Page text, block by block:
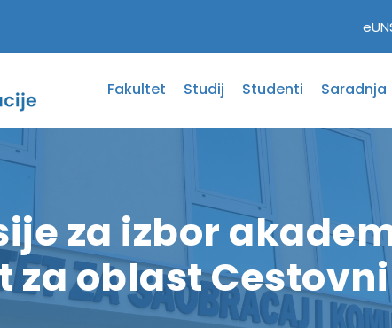
Fakultet Studij Studenti Saradnja
za izbor
za oblast